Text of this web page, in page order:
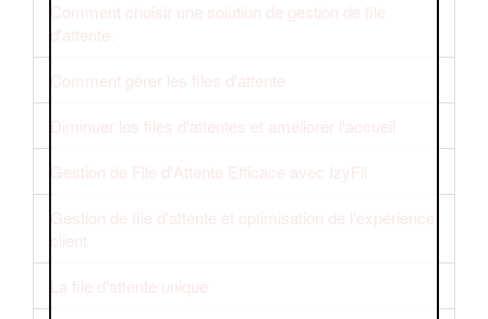
Comment choisir une solution de gestion de file
d'attente.
Comment gérer les files d'attente
Diminuer les files d'attentes et améliorer l'accueil
Gestion de File d'Attente Efficace avec IzyFil
Gestion de file d'attente et optimisation de l'expérience
client
La file d'attente unique